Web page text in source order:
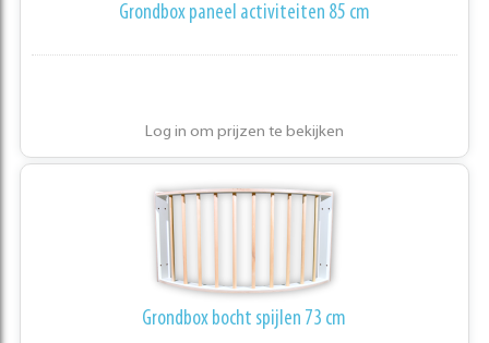
Grondbox paneel activiteiten 85 cm
Log in om prijzen te bekijken
Grondbox bocht spijlen 73 cm